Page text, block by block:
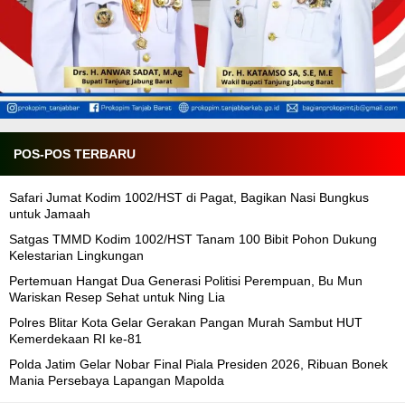
POS-POS TERBARU
Safari Jumat Kodim 1002/HST di Pagat, Bagikan Nasi Bungkus
untuk Jamaah
Satgas TMMD Kodim 1002/HST Tanam 100 Bibit Pohon Dukung
Kelestarian Lingkungan
Pertemuan Hangat Dua Generasi Politisi Perempuan, Bu Mun
Wariskan Resep Sehat untuk Ning Lia
Polres Blitar Kota Gelar Gerakan Pangan Murah Sambut HUT
Kemerdekaan RI ke-81
Polda Jatim Gelar Nobar Final Piala Presiden 2026, Ribuan Bonek
Mania Persebaya Lapangan Mapolda